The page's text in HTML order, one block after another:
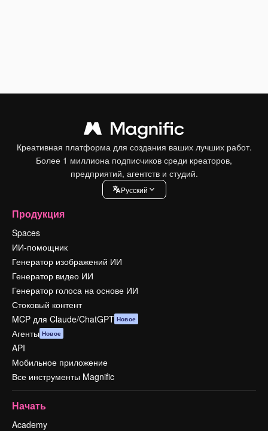
Креативная платформа для создания ваших лучших работ.
Более 1 миллиона подписчиков среди креаторов,
предприятий, агентств и студий.
Pусский
Продукция
Spaces
ИИ-помощник
Генератор изображений ИИ
Генератор видео ИИ
Генератор голоса на основе ИИ
Стоковый контент
MCP для Claude/ChatGPT Новое
Агенты Новое
API
Мобильное приложение
Все инструменты Magnific
Начать
Academy